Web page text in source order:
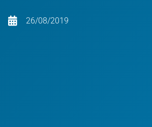
26/08/2019